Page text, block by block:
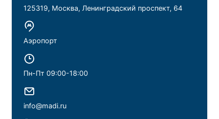
125319, Москва, Ленинградский проспект, 64
Аэропорт
Пн-Пт 09:00-18:00
info@madi.ru